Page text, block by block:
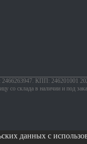
КПП: 246201001 2026
со склада в наличии и под
данных с